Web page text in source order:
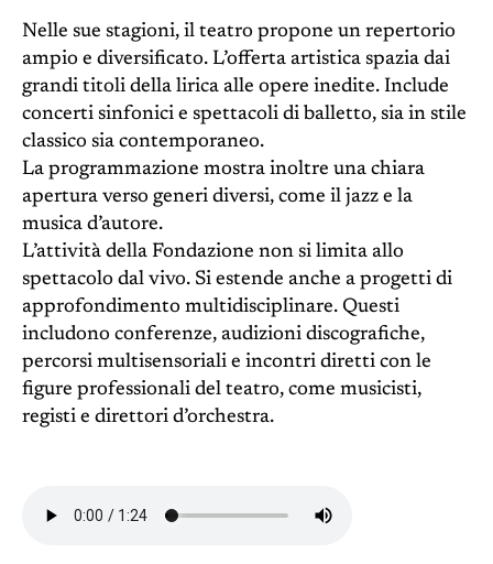
Nelle sue stagioni, il teatro propone un repertorio
ampio e diversificato. L’offerta artistica spazia dai
grandi titoli della lirica alle opere inedite. Include
concerti sinfonici e spettacoli di balletto, sia in stile
classico sia contemporaneo.
La programmazione mostra inoltre una chiara
apertura verso generi diversi, come il jazz e la
musica d’autore.
L’attività della Fondazione non si limita allo
spettacolo dal vivo. Si estende anche a progetti di
approfondimento multidisciplinare. Questi
includono conferenze, audizioni discografiche,
percorsi multisensoriali e incontri diretti con le
figure professionali del teatro, come musicisti,
registi e direttori d’orchestra.